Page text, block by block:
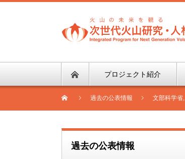
プロジェクト紹介
過去の公表情報 文部科学省,
過去の公表情報